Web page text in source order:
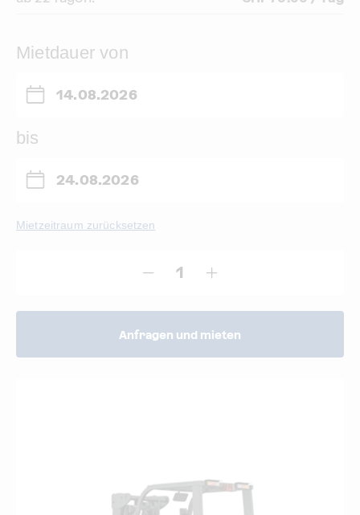
Mietdauer von
bis
Mietzeitraum zurücksetzen
Anfragen und mieten